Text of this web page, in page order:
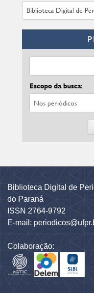
Escopo da busca:
Biblioteca Digital de
do Paraná
ISSN 2764-9792
E-mail:
Colaboração: